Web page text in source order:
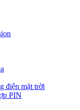
điện mặt trời
PIN